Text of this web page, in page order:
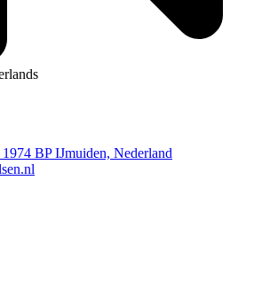
BP IJmuiden, Nederland